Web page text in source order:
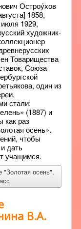
Остроу́хов
1858,
1929,
художник-
Товарищества
Союза
один из
стали:
(1887) и
как раз
осень».
чтобы
дать
учащимся.
"Золотая осень",
В.А.